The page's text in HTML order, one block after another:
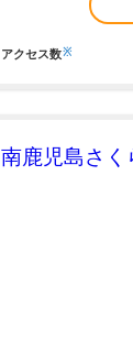
アクセス数※
南鹿児島さく